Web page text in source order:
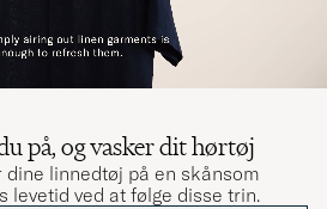
på, og vasker dit hørtøj
dine linnedtøj på en skånsom
levetid ved at følge disse trin.